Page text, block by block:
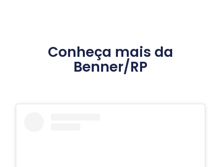
Conheça mais da
Benner/RP